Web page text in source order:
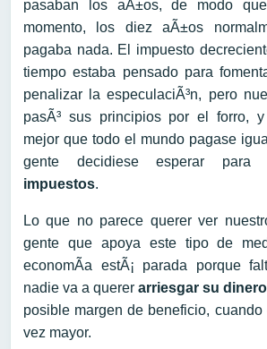
pasaban los aÃ±os, de modo
momento, los diez aÃ±os
pagaba nada. El impuesto
tiempo estaba pensado para
penalizar la especulaciÃ³n, pero
pasÃ³ sus principios por el forro,
mejor que todo el mundo pagase
gente decidiese esperar
impuestos.
Lo que no parece querer ver
gente que apoya este tipo de
economÃ­a estÃ¡ parada porque
nadie va a querer arriesgar su dinero
posible margen de beneficio,
vez mayor.